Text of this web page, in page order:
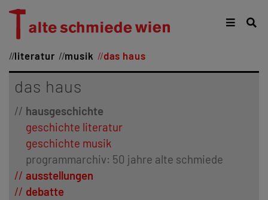
literatur musik das haus
das haus
hausgeschichte
geschichte literatur
geschichte musik
programmarchiv: 50 jahre alte schmiede
ausstellungen
debatte